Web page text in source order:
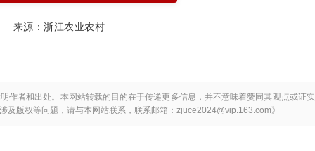
来源：浙江农业农村
作者和出处。本网站转载的目的在于传递更多信息，并不意味着赞同其观点或证
版权等问题，请与本网站联系，联系邮箱：zjuce2024@vip.163.com》